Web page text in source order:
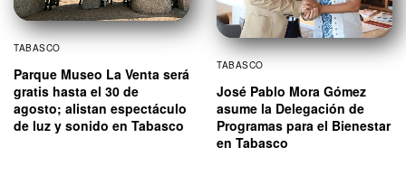
TABASCO
Parque Museo La Venta será
gratis hasta el 30 de
agosto; alistan espectáculo
de luz y sonido en Tabasco
TABASCO
José Pablo Mora Gómez
asume la Delegación de
Programas para el Bienestar
en Tabasco